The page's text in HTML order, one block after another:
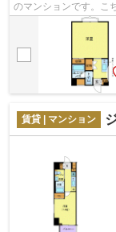
のマンションです。こ
関して、自信をもって
賃貸 | マンション